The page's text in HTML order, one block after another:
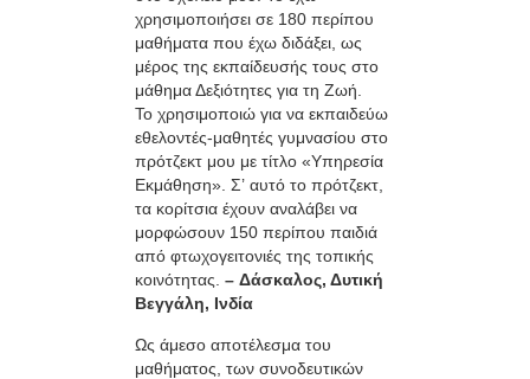
χρησιμοποιήσει σε 180 περίπου
μαθήματα που έχω διδάξει, ως
μέρος της εκπαίδευσής τους στο
μάθημα Δεξιότητες για τη Ζωή.
Το χρησιμοποιώ για να εκπαιδεύω
εθελοντές-μαθητές γυμνασίου στο
πρότζεκτ μου με τίτλο «Υπηρεσία
Εκμάθηση». Σ’ αυτό το πρότζεκτ,
τα κορίτσια έχουν αναλάβει να
μορφώσουν 150 περίπου παιδιά
από φτωχογειτονιές της τοπικής
κοινότητας. – Δάσκαλος, Δυτική
Βεγγάλη, Ινδία
Ως άμεσο αποτέλεσμα του
μαθήματος, των συνοδευτικών